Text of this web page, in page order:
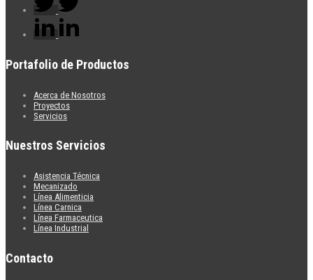
Portafolio de Productos
Acerca de Nosotros
Proyectos
Servicios
Nuestros Servicios
Asistencia Técnica
Mecanizado
Línea Alimenticia
Línea Carnica
Línea Farmaceutica
Línea Industrial
Contacto